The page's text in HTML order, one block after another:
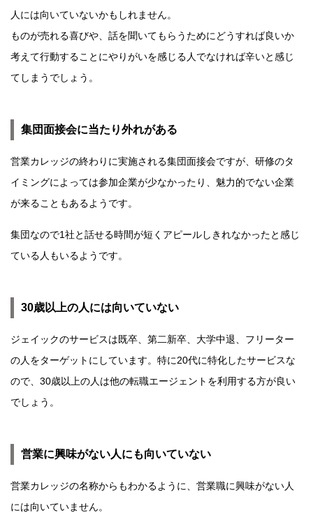
人には向いていないかもしれません。
ものが売れる喜びや、話を聞いてもらうためにどうすれば良いか
考えて行動することにやりがいを感じる人でなければ辛いと感じ
てしまうでしょう。
集団面接会に当たり外れがある
営業カレッジの終わりに実施される集団面接会ですが、研修のタ
イミングによっては参加企業が少なかったり、魅力的でない企業
が来ることもあるようです。
集団なので1社と話せる時間が短くアピールしきれなかったと感じ
ている人もいるようです。
30歳以上の人には向いていない
ジェイックのサービスは既卒、第二新卒、大学中退、フリーター
の人をターゲットにしています。特に20代に特化したサービスな
ので、30歳以上の人は他の転職エージェントを利用する方が良い
でしょう。
営業に興味がない人にも向いていない
営業カレッジの名称からもわかるように、営業職に興味がない人
には向いていません。